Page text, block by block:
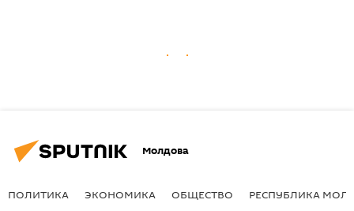
Молдова
ПОЛИТИКА ЭКОНОМИКА ОБЩЕСТВО РЕСПУБЛИКА